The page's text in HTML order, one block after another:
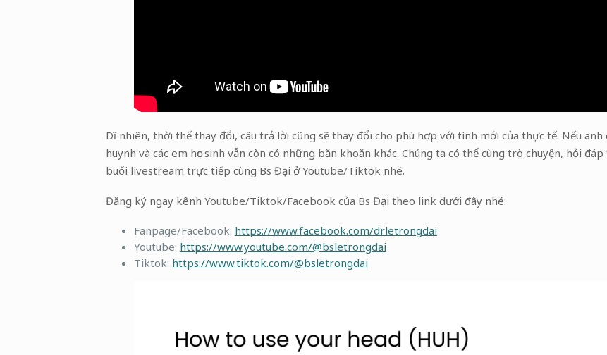
Dĩ nhiên, thời thế thay đổi, câu trả lời cũng sẽ thay đổi cho phù hợp với tình mới của thực tế. Nếu anh
huynh và các em học sinh vẫn còn có những băn khoăn khác. Chúng ta có thể cùng trò chuyện, hỏi
buổi livestream trực tiếp cùng Bs Đại ở Youtube/Tiktok nhé.
Đăng ký ngay kênh Youtube/Tiktok/Facebook của Bs Đại theo link dưới đây nhé:
Fanpage/Facebook: https://www.facebook.com/drletrongdai
Youtube: https://www.youtube.com/@bsletrongdai
Tiktok: https://www.tiktok.com/@bsletrongdai